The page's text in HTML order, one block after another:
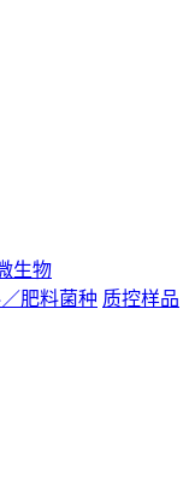
生物
肥料菌种 质控样品